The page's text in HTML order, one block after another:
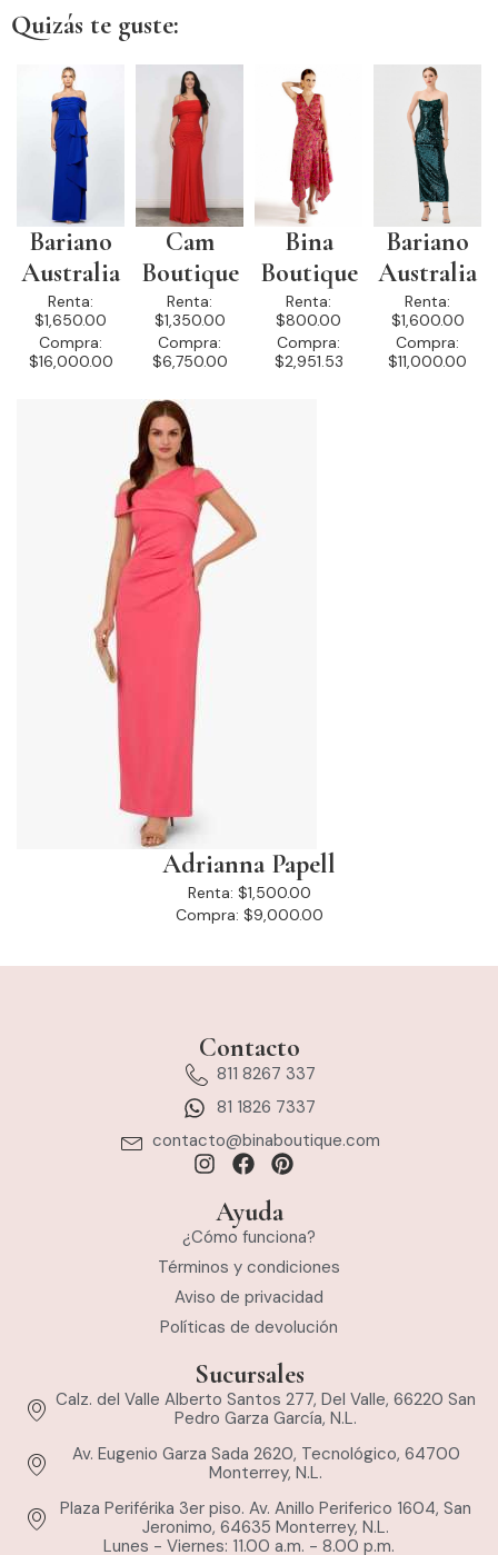
Quizás te guste:
Bariano
Australia
Renta:
$1,650.00
Compra:
$16,000.00
Cam
Boutique
Renta:
$1,350.00
Compra:
$6,750.00
Bina
Boutique
Renta:
$800.00
Compra:
$2,951.53
Bariano
Australia
Renta:
$1,600.00
Compra:
$11,000.00
Adrianna Papell
Renta: $1,500.00
Compra: $9,000.00
Contacto
811 8267 337
81 1826 7337
contacto@binaboutique.com
Ayuda
¿Cómo funciona?
Términos y condiciones
Aviso de privacidad
Políticas de devolución
Sucursales
Calz. del Valle Alberto Santos 277, Del Valle, 66220 San
Pedro Garza García, N.L.
Av. Eugenio Garza Sada 2620, Tecnológico, 64700
Monterrey, N.L.
Plaza Periférika 3er piso. Av. Anillo Periferico 1604, San
Jeronimo, 64635 Monterrey, N.L.
Lunes - Viernes: 11.00 a.m. - 8.00 p.m.